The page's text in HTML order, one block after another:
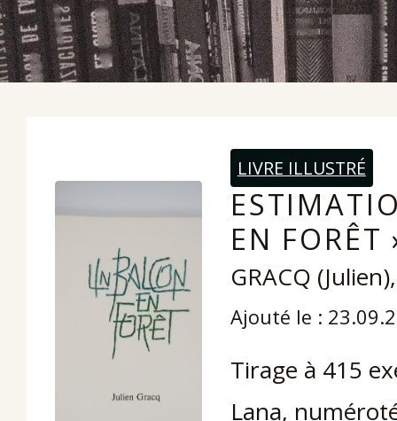
LIVRE ILLUSTRÉ
EN FORÊT
GRACQ
Ajouté le :
Tirage à 415
Lana,